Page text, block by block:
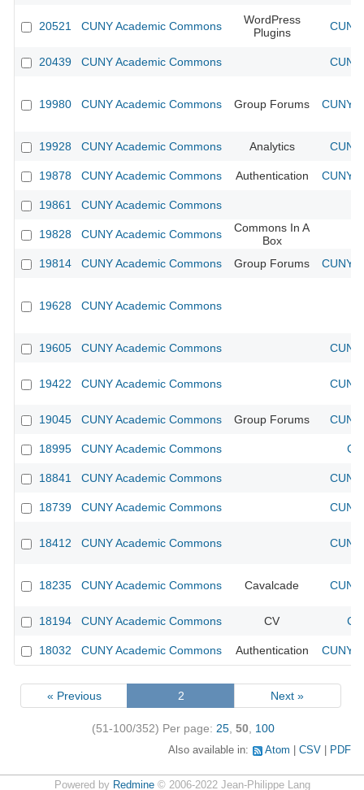
20521 CUNY Academic Commons
WordPress
Plugins
20439 CUNY Academic Commons
19980 CUNY Academic Commons Group Forums CUNY
19928 CUNY Academic Commons Analytics
19878 CUNY Academic Commons Authentication CUNY
19861 CUNY Academic Commons
19828 CUNY Academic Commons
Commons In A
Box
19814
CUNY Academic Commons Group Forums CUNY
19628 CUNY Academic Commons
19605 CUNY Academic Commons
19422 CUNY Academic Commons
19045 CUNY Academic Commons Group Forums
18995 CUNY Academic Commons
18841 CUNY Academic Commons
18739 CUNY Academic Commons
18412 CUNY Academic Commons
18235 CUNY Academic Commons Cavalcade
18194 CUNY Academic Commons CV
18032 CUNY Academic Commons Authentication CUNY
« Previous 2 Next »
(51-100/352) Per page: 25 50 100
Also available in: Atom CSV PDF
Powered by Redmine© 2006-2022 Jean-Philippe Lang